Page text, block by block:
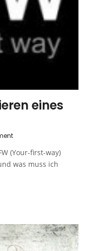
eines
(Your-first-way)
was muss ich